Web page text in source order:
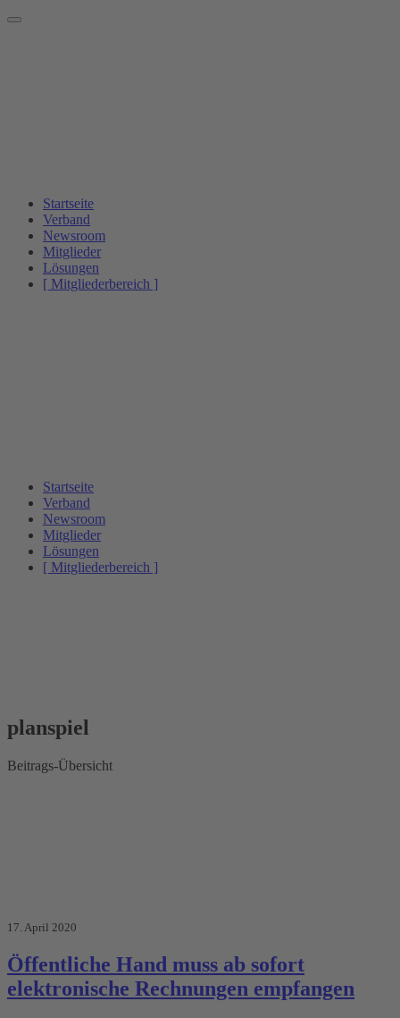
Startseite
Verband
Newsroom
Mitglieder
Lösungen
[ Mitgliederbereich ]
Startseite
Verband
Newsroom
Mitglieder
Lösungen
[ Mitgliederbereich ]
planspiel
Beitrags-Übersicht
17. April 2020
Öffentliche Hand muss ab sofort
elektronische Rechnungen empfangen